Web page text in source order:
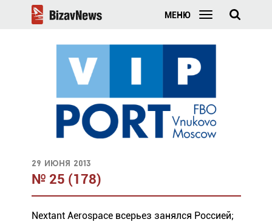
МЕНЮ
29 июня 2013
№ 25 (178)
Nextant Aerospace всерьез занялся Россией;